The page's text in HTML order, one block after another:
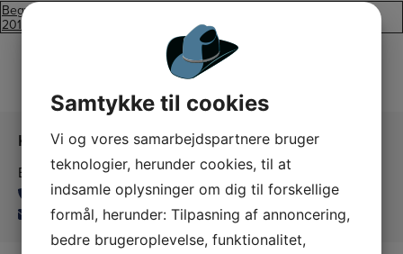
Begynder danse
2017/18
Kontakt os
Ballerup Linedance
24815139
balleruplinedance@gmail.com
Samtykke til cookies
Vi og vores samarbejdspartnere bruger
teknologier, herunder cookies, til at
indsamle oplysninger om dig til forskellige
formål, herunder: Tilpasning af annoncering,
bedre brugeroplevelse, funktionalitet,